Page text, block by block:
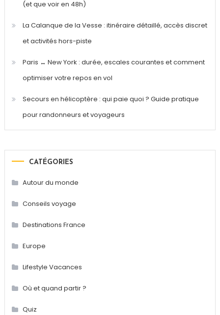
(et que voir en 48h)
La Calanque de la Vesse : itinéraire détaillé, accès discret
et activités hors-piste
Paris ↔ New York : durée, escales courantes et comment
optimiser votre repos en vol
Secours en hélicoptère : qui paie quoi ? Guide pratique
pour randonneurs et voyageurs
CATÉGORIES
Autour du monde
Conseils voyage
Destinations France
Europe
Lifestyle Vacances
Où et quand partir ?
Quiz